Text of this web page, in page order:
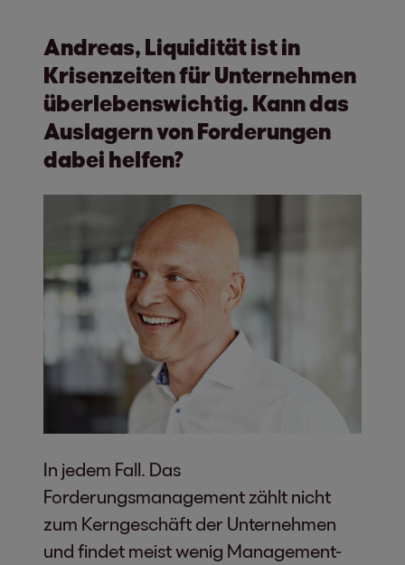
Andreas, Liquidität ist in
Krisenzeiten für Unternehmen
überlebenswichtig. Kann das
Auslagern von Forderungen
dabei helfen?
In jedem Fall. Das
Forderungsmanagement zählt nicht
zum Kerngeschäft der Unternehmen
und findet meist wenig Management-